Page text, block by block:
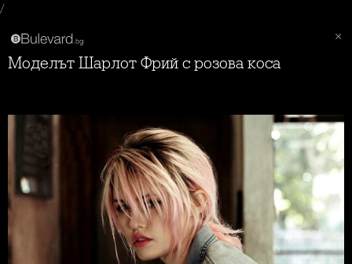
/
Моделът Шарлот Фрий с розова коса